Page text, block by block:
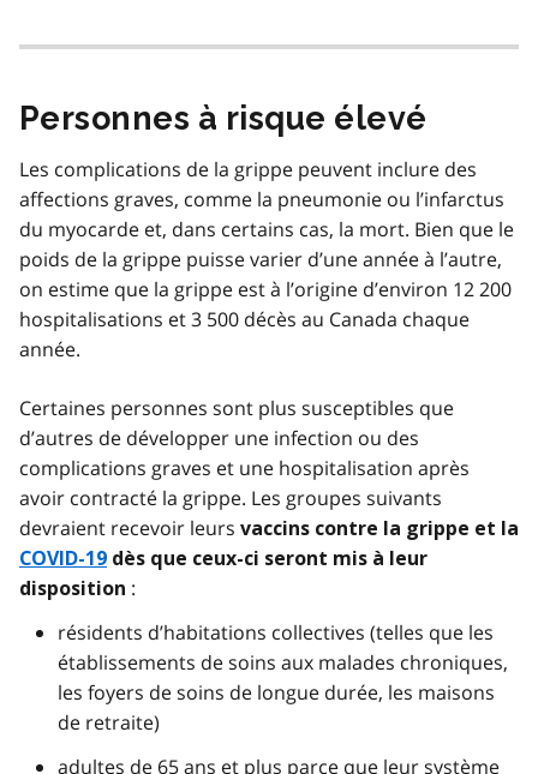
Personnes à risque élevé
Les complications de la grippe peuvent inclure des
affections graves, comme la pneumonie ou l’infarctus
du myocarde et, dans certains cas, la mort. Bien que le
poids de la grippe puisse varier d’une année à l’autre,
on estime que la grippe est à l’origine d’environ 12 200
hospitalisations et 3 500 décès au Canada chaque
année.
Certaines personnes sont plus susceptibles que
d’autres de développer une infection ou des
complications graves et une hospitalisation après
avoir contracté la grippe. Les groupes suivants
devraient recevoir leurs vaccins contre la grippe et la
COVID-19 dès que ceux-ci seront mis à leur
disposition :
résidents d’habitations collectives (telles que les
établissements de soins aux malades chroniques,
les foyers de soins de longue durée, les maisons
de retraite)
adultes de 65 ans et plus parce que leur système